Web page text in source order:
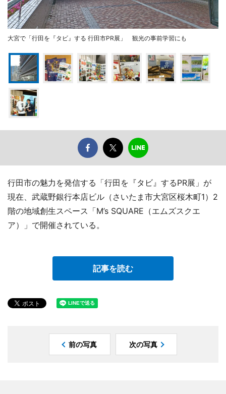
大宮で「行田を『タビ』する 行田市PR展」 観光の事前学習にも
行田市の魅力を発信する「行田を『タビ』するPR展」が
現在、武蔵野銀行本店ビル（さいたま市大宮区桜木町1）2
階の地域創生スペース「M’s SQUARE（エムズスクエ
ア）」で開催されている。
記事を読む
前の写真 次の写真